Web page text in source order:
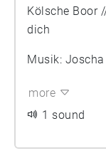
Kölsche Boor
dich
Musik: Joscha
more
1 sound